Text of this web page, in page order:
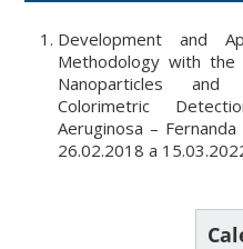
Development and
Methodology with the
Nanoparticles
Colorimetric
Aeruginosa –
26.02.2018 a